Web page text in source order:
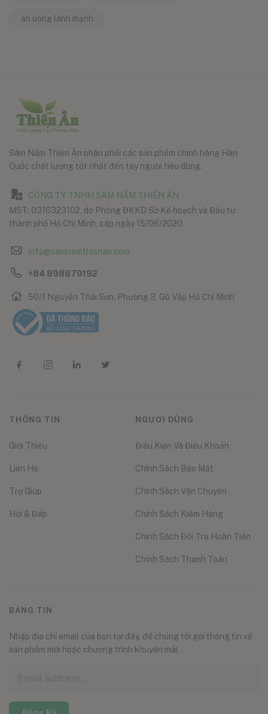
ăn uống lành mạnh
Sâm Nấm Thiên Ân phân phối các sản phẩm chính hãng Hàn
Quốc chất lượng tốt nhất đến tay người tiêu dùng.
CÔNG TY TNHH SÂM NẤM THIÊN ÂN
MST: 0316323102, do Phòng ĐKKD Sở Kế hoạch và Đầu tư
thành phố Hồ Chí Minh, cấp ngày 15/06/2020
info@samnamthienan.com
+84 898879192
50/1 Nguyễn Thái Sơn, Phường 3, Gò Vấp Hồ Chí Minh
THÔNG TIN
Giới Thiệu
Liên Hệ
Trợ Giúp
Hỏi & Đáp
NGƯỜI DÙNG
Điều Kiện Và Điều Khoản
Chính Sách Bảo Mật
Chính Sách Vận Chuyển
Chính Sách Kiểm Hàng
Chính Sách Đổi Trả Hoàn Tiền
Chính Sách Thanh Toán
BẢNG TIN
Nhập địa chỉ email của bạn tại đây, để chúng tôi gởi thông tin về
sản phẩm mới hoặc chương trình khuyến mãi.